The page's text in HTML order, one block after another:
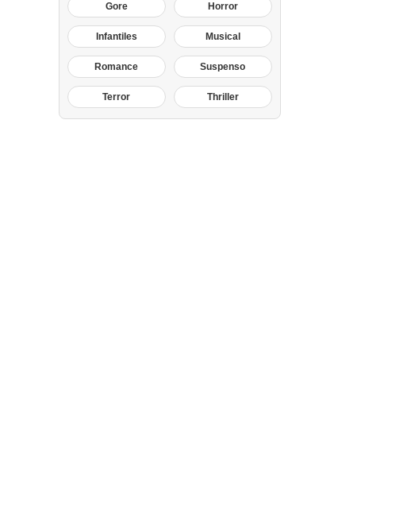
Gore Horror
Infantiles Musical
Romance Suspenso
Terror Thriller